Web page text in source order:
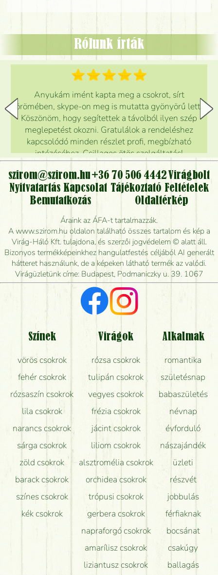
Rólunk írták
Anyukám imént kapta meg a csokrot, sírt
örömében, skype-on meg is mutatta gyönyörű lett.
Köszönöm, hogy segítettek a távolból ilyen szép
meglepetést okozni. Gratulálok a rendeléshez
kapcsolódó minden részlet profi, megbízható
intézéséhez. Csillagos ötös szolgáltatás!
Mónika (5/5)
szirom@szirom.hu +36 70 506 4442Virágbolt
Nyitvatartás Kapcsolat Tájékoztató Feltételek
Bemutatkozás
Oldaltérkép
Áraink az ÁFA-t tartalmazzák.
A www.szirom.hu oldalon található összes tartalom és kép a
Virág-Háló Kft. tulajdona, és szerzői jogvédelem © alatt áll.
Bizonyos termékképeinkhez hangulatfestés céljából AI generált
hátteret használunk, de a képeken látható termék az valódi.
Virágüzletünk címe: Budapest, Podmaniczky u. 39. 1067
Színek
vörös csokrok
fehér csokrok
rózsaszín csokrok
lila csokrok
narancs csokrok
sárga csokrok
zöld csokrok
barack csokrok
színes csokrok
kék csokrok
Virágok
rózsa csokrok
tulipán csokrok
vegyes csokrok
frézia csokrok
jácint csokrok
liliom csokrok
alsztromélia csokrok
orchidea csokrok
trópusi csokrok
gerbera csokrok
napraforgó csokrok
amarílisz csokrok
liziantusz csokrok
Alkalmak
romantika
születésnap
babaszületés
névnap
évforduló
nászajándék
üzleti
részvét
jobbulás
férfiaknak
bocsánat
csakúgy
ballagás